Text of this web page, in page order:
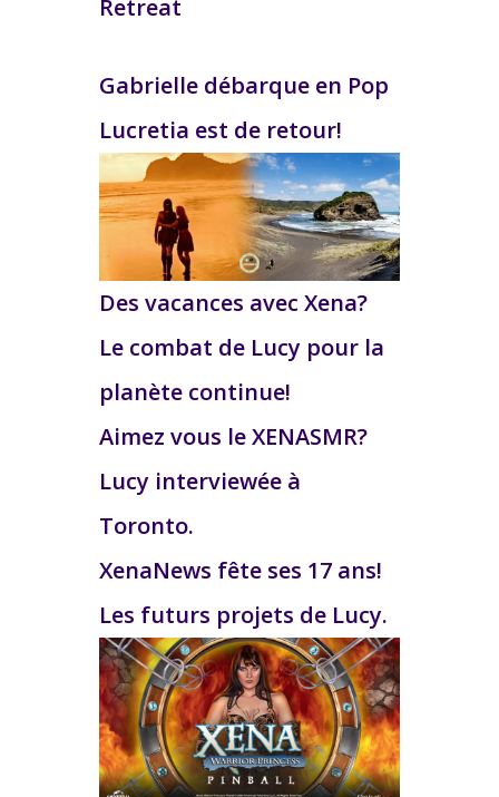
Retreat
Gabrielle débarque en Pop
Lucretia est de retour!
Des vacances avec Xena?
Le combat de Lucy pour la
planète continue!
Aimez vous le XENASMR?
Lucy interviewée à
Toronto.
XenaNews fête ses 17 ans!
Les futurs projets de Lucy.